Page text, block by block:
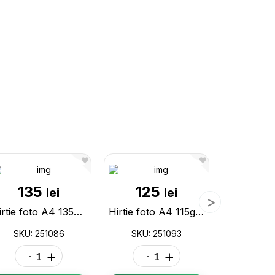
135 lei
Hirtie foto A4 135gr 50file Self-Adhesive HighGlossy ML42-32 251086
SKU: 251086
- +
125 lei
Hirtie foto A4 115gr 50file Self-Adhesive HighGlossy ML42-31 251093
SKU: 251093
- +